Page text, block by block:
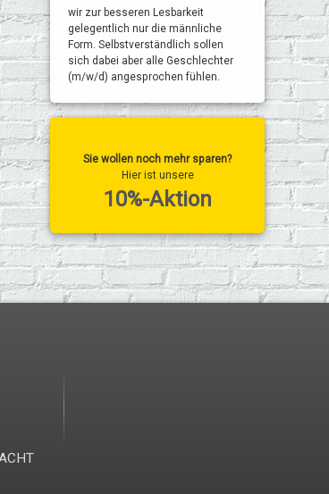
wir zur besseren Lesbarkeit
gelegentlich nur die männliche
Form. Selbstverständlich sollen
sich dabei aber alle Geschlechter
(m/w/d) angesprochen fühlen.
Sie wollen noch mehr sparen?
Hier ist unsere
10%-Aktion